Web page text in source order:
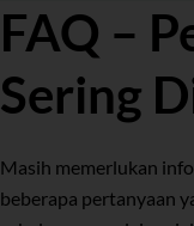
FAQ –
Sering
Masih memerlukan
beberapa pertanyaan